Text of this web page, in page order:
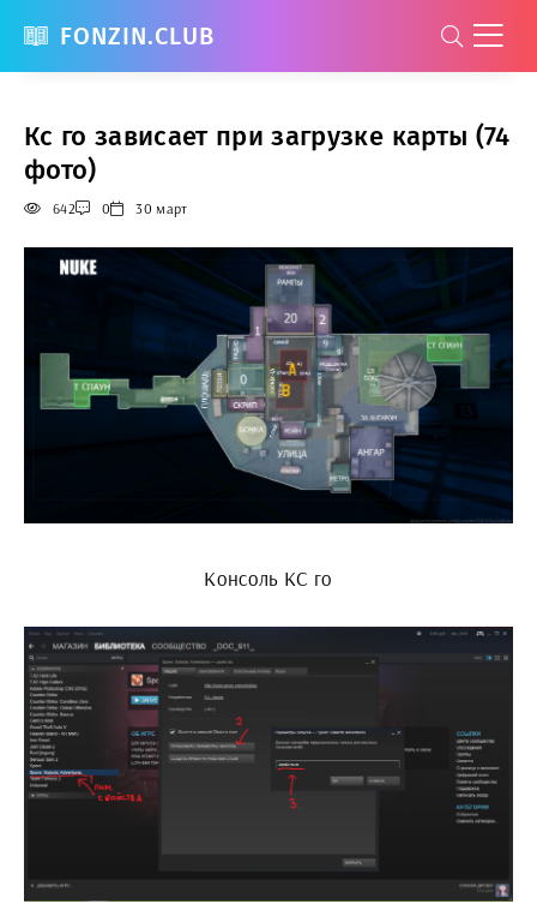
FONZIN.CLUB
Кс го зависает при загрузке карты (74
фото)
642 0 30 март
Консоль КС го